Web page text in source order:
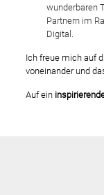
wunderbaren
Partnern im
Digital.
Ich freue mich auf
voneinander und
Auf ein